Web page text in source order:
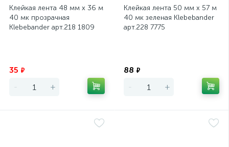
Клейкая лента 48 мм х 36 м
40 мк прозрачная
Klebebander арт.218 1809
35 ₽
- +
Клейкая лента 50 мм х 57 м
40 мк зеленая Klebebander
арт.228 7775
88 ₽
- +